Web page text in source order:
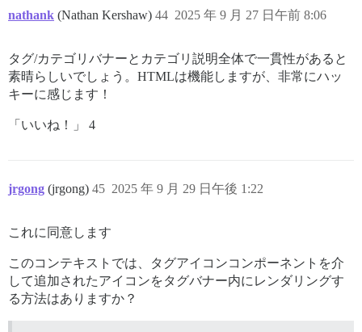
nathank (Nathan Kershaw) 2025 年 9 月 27 日午前 8:06
44
タグ/カテゴリバナーとカテゴリ説明全体で一貫性があると
素晴らしいでしょう。HTMLは機能しますが、非常にハッ
キーに感じます！
「いいね！」 4
jrgong (jrgong) 2025 年 9 月 29 日午後 1:22
45
これに同意します
このコンテキストでは、タグアイコンコンポーネントを介
して追加されたアイコンをタグバナー内にレンダリングす
る方法はありますか？